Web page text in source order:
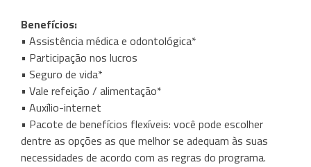
Benefícios:
• Assistência médica e odontológica*
• Participação nos lucros
• Seguro de vida*
• Vale refeição / alimentação*
• Auxílio-internet
• Pacote de benefícios flexíveis: você pode escolher
dentre as opções as que melhor se adequam às suas
necessidades de acordo com as regras do programa.